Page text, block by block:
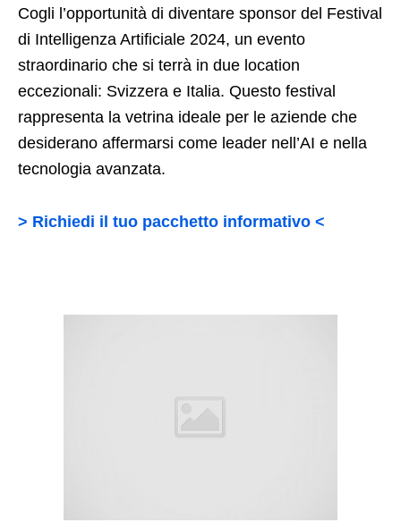
Cogli l’opportunità di diventare sponsor del Festival
di Intelligenza Artificiale 2024, un evento
straordinario che si terrà in due location
eccezionali: Svizzera e Italia. Questo festival
rappresenta la vetrina ideale per le aziende che
desiderano affermarsi come leader nell’AI e nella
tecnologia avanzata.
> Richiedi il tuo pacchetto informativo <